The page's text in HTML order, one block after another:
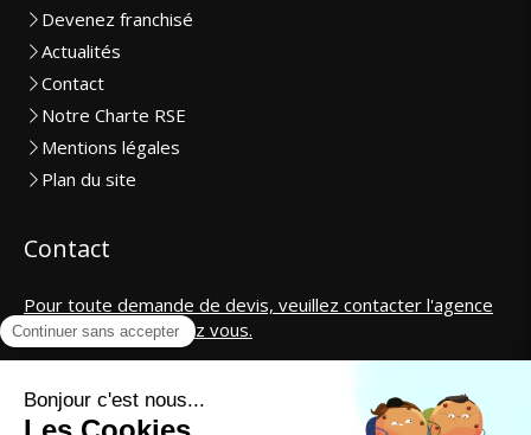
Devenez franchisé
Actualités
Contact
Notre Charte RSE
Mentions légales
Plan du site
Contact
Pour toute demande de devis, veuillez contacter l'agence
la plus proche de chez vous.
contact@cosmeticar.fr